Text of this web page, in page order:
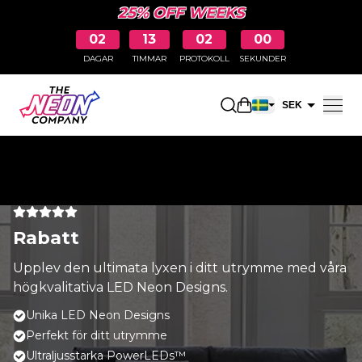
25% OFF WEEKS
02
DAGAR
13
TIMMAR
02
PROTOKOLL
00
SEKUNDER
ÖppnaSEK
Rabatt
Upplev den ultimata lyxen i ditt utrymme med våra
högkvalitativa LED Neon Designs.
Unika LED Neon Designs
Perfekt för ditt utrymme
Ultraljusstarka PowerLEDs™